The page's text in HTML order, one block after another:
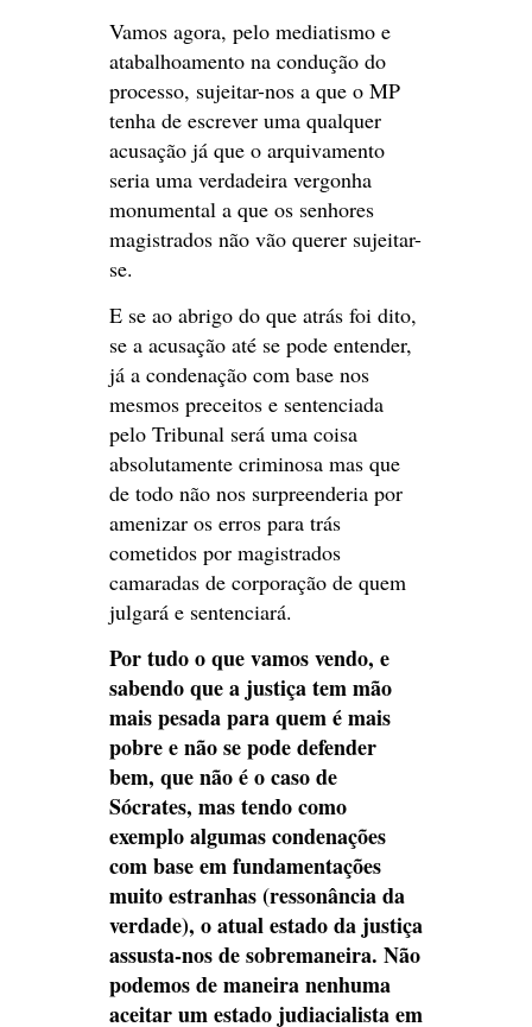
Vamos agora, pelo mediatismo e
atabalhoamento na condução do
processo, sujeitar-nos a que o MP
tenha de escrever uma qualquer
acusação já que o arquivamento
seria uma verdadeira vergonha
monumental a que os senhores
magistrados não vão querer sujeitar-
se.
E se ao abrigo do que atrás foi dito,
se a acusação até se pode entender,
já a condenação com base nos
mesmos preceitos e sentenciada
pelo Tribunal será uma coisa
absolutamente criminosa mas que
de todo não nos surpreenderia por
amenizar os erros para trás
cometidos por magistrados
camaradas de corporação de quem
julgará e sentenciará.
Por tudo o que vamos vendo, e
sabendo que a justiça tem mão
mais pesada para quem é mais
pobre e não se pode defender
bem, que não é o caso de
Sócrates, mas tendo como
exemplo algumas condenações
com base em fundamentações
muito estranhas (ressonância da
verdade), o atual estado da justiça
assusta-nos de sobremaneira. Não
podemos de maneira nenhuma
aceitar um estado judiacialista em